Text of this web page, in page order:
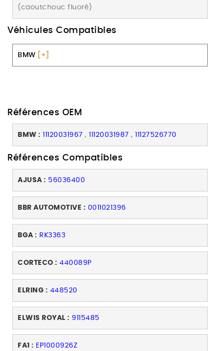
(caoutchouc fluoré)
Véhicules Compatibles
BMW [+]
Références OEM
BMW : 11120031967 , 11120031987 , 11127526770
Références Compatibles
AJUSA : 56036400
BBR AUTOMOTIVE : 0011021396
BGA : RK3363
CORTECO : 440089P
ELRING : 448520
ELWIS ROYAL : 9115485
FA1 : EP1000926Z